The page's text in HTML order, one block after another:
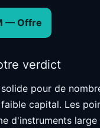
— Offre
verdict
pour de
capital. Les
d'instruments